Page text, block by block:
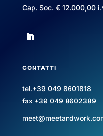
Cap. Soc. € 12.000,00
CONTATTI
tel.+39 049 8601818
fax +39 049 8602389